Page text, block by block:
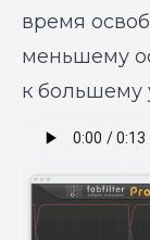
время
меньшему
к большему